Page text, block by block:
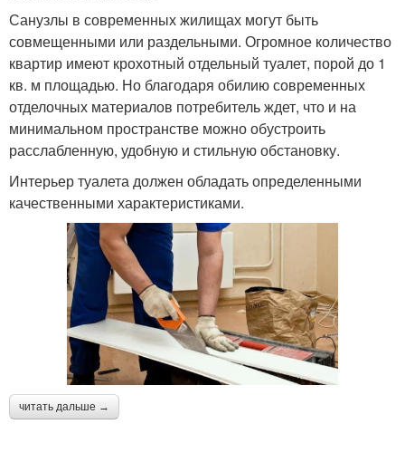
Санузлы в современных жилищах могут быть
совмещенными или раздельными. Огромное количество
квартир имеют крохотный отдельный туалет, порой до 1
кв. м площадью. Но благодаря обилию современных
отделочных материалов потребитель ждет, что и на
минимальном пространстве можно обустроить
расслабленную, удобную и стильную обстановку.
Интерьер туалета должен обладать определенными
качественными характеристиками.
читать дальше →